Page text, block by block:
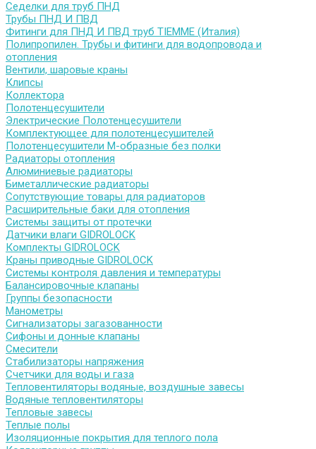
Седелки для труб ПНД
Трубы ПНД И ПВД
Фитинги для ПНД И ПВД труб TIEMME (Италия)
Полипропилен. Трубы и фитинги для водопровода и
отопления
Вентили, шаровые краны
Клипсы
Коллектора
Полотенцесушители
Электрические Полотенцесушители
Комплектующее для полотенцесушителей
Полотенцесушители М-образные без полки
Радиаторы отопления
Алюминиевые радиаторы
Биметаллические радиаторы
Сопутствующие товары для радиаторов
Расширительные баки для отопления
Системы защиты от протечки
Датчики влаги GIDROLOCK
Комплекты GIDROLOCK
Краны приводные GIDROLOCK
Системы контроля давления и температуры
Балансировочные клапаны
Группы безопасности
Манометры
Сигнализаторы загазованности
Сифоны и донные клапаны
Смесители
Стабилизаторы напряжения
Счетчики для воды и газа
Тепловентиляторы водяные, воздушные завесы
Водяные тепловентиляторы
Тепловые завесы
Теплые полы
Изоляционные покрытия для теплого пола